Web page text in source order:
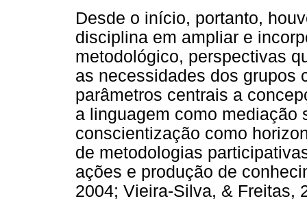
Desde o início, portanto,
disciplina em ampliar e
metodológico, perspectivas
as necessidades dos grupos
parâmetros centrais a
a linguagem como mediação
conscientização como
de metodologias
ações e produção de
2004; Vieira-Silva, & Freitas,